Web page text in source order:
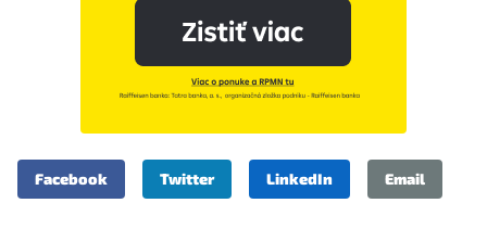
Facebook Twitter LinkedIn Email